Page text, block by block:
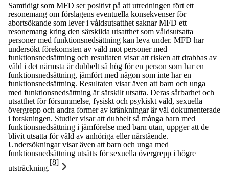
Samtidigt som MFD ser positivt på att utredningen fört ett
resonemang om förslagens eventuella konsekvenser för
abortsökande som lever i våldsutsatthet saknar MFD ett
resonemang kring den särskilda utsatthet som våldsutsatta
personer med funktionsnedsättning kan leva under. MFD har
undersökt förekomsten av våld mot personer med
funktionsnedsättning och resultaten visar att risken att drabbas av
våld i det närmsta är dubbelt så hög för en person som har en
funktionsnedsättning, jämfört med någon som inte har en
funktionsnedsättning. Resultaten visar även att barn och unga
med funktionsnedsättning är särskilt utsatta. Deras sårbarhet och
utsatthet för försummelse, fysiskt och psykiskt våld, sexuella
övergrepp och andra former av kränkningar är väl dokumenterade
i forskningen. Studier visar att dubbelt så många barn med
funktionsnedsättning i jämförelse med barn utan, uppger att de
blivit utsatta för våld av anhöriga eller närstående.
Undersökningar visar även att barn och unga med
funktionsnedsättning utsätts för sexuella övergrepp i högre
utsträckning.
[8]